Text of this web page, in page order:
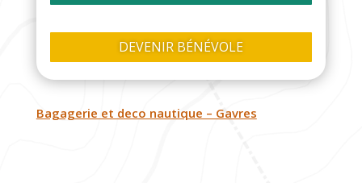
DEVENIR BÉNÉVOLE
Bagagerie et deco nautique – Gavres